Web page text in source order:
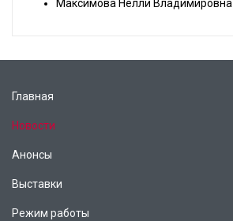
Максимова Нелли Владимировна
Главная
Новости
Анонсы
Выставки
Режим работы